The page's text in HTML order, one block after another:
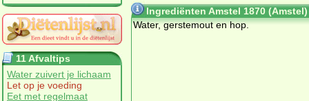
11 Afvaltips
Water zuivert je lichaam
Let op je voeding
Eet met regelmaat
Ingrediënten Amstel 1870 (Amstel)
Wa­ter, ger­ste­mout en hop.